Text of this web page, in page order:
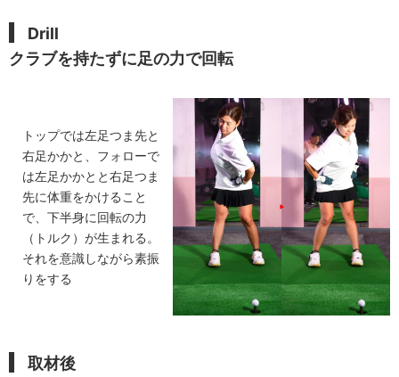
Drill
クラブを持たずに足の力で回転
トップでは左足つま先と
右足かかと、フォローで
は左足かかとと右足つま
先に体重をかけること
で、下半身に回転の力
（トルク）が生まれる。
それを意識しながら素振
りをする
取材後